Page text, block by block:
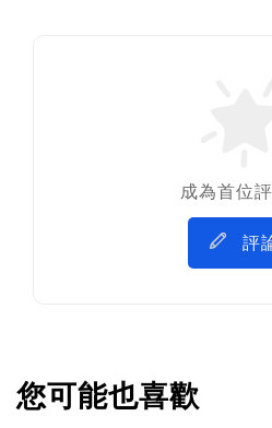
成為首位
評
您可能也喜歡